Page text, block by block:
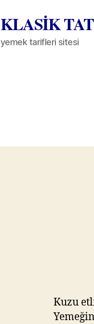
KLASİK
yemek tarifleri sitesi
Kuzu